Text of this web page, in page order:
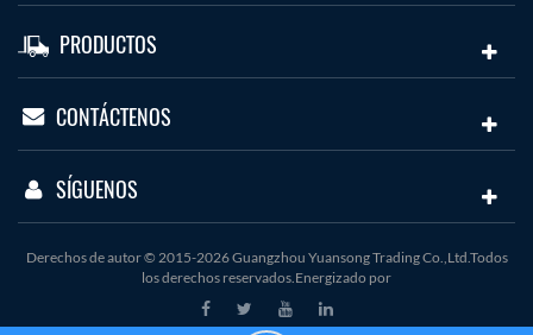
PRODUCTOS
CONTÁCTENOS
SÍGUENOS
Derechos de autor © 2015-2026 Guangzhou Yuansong Trading Co.,Ltd.Todos
los derechos reservados.Energizado por